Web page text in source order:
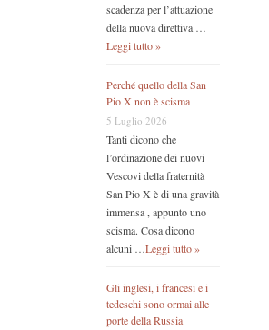
scadenza per l’attuazione
della nuova direttiva …
Leggi tutto »
Perché quello della San
Pio X non è scisma
5 Luglio 2026
Tanti dicono che
l’ordinazione dei nuovi
Vescovi della fraternità
San Pio X è di una gravità
immensa , appunto uno
scisma. Cosa dicono
alcuni …Leggi tutto »
Gli inglesi, i francesi e i
tedeschi sono ormai alle
porte della Russia